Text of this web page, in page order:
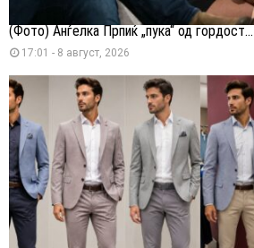
(Фото) Анѓелка Прпиќ „пука“ од гордост...
17:01 - 8 август, 2026